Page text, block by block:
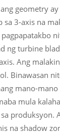
geometry
3-axis na
ng turbine
Ang
Binawasan
mano-
mula
produksyon.
na shadow